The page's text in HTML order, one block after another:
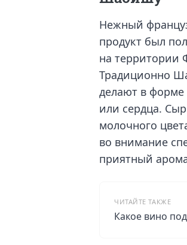
Нежный
продукт был
на территории
Традиционно
делают в форме
или сердца.
молочного
во внимание
приятный
ЧИТАЙТЕ ТАКЖЕ
Какое вино